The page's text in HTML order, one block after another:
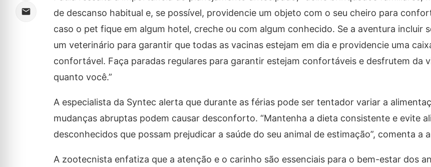
de descanso habitual e, se possível, providencie um objeto com o seu cheiro para
caso o pet fique em algum hotel, creche ou com algum conhecido. Se a aventura incluir
um veterinário para garantir que todas as vacinas estejam em dia e providencie uma
confortável. Faça paradas regulares para garantir estejam confortáveis e desfrutem da
quanto você.”
A especialista da Syntec alerta que durante as férias pode ser tentador variar a
mudanças abruptas podem causar desconforto. “Mantenha a dieta consistente e evite
desconhecidos que possam prejudicar a saúde do seu animal de estimação”, comenta a
A zootecnista enfatiza que a atenção e o carinho são essenciais para o bem-estar dos